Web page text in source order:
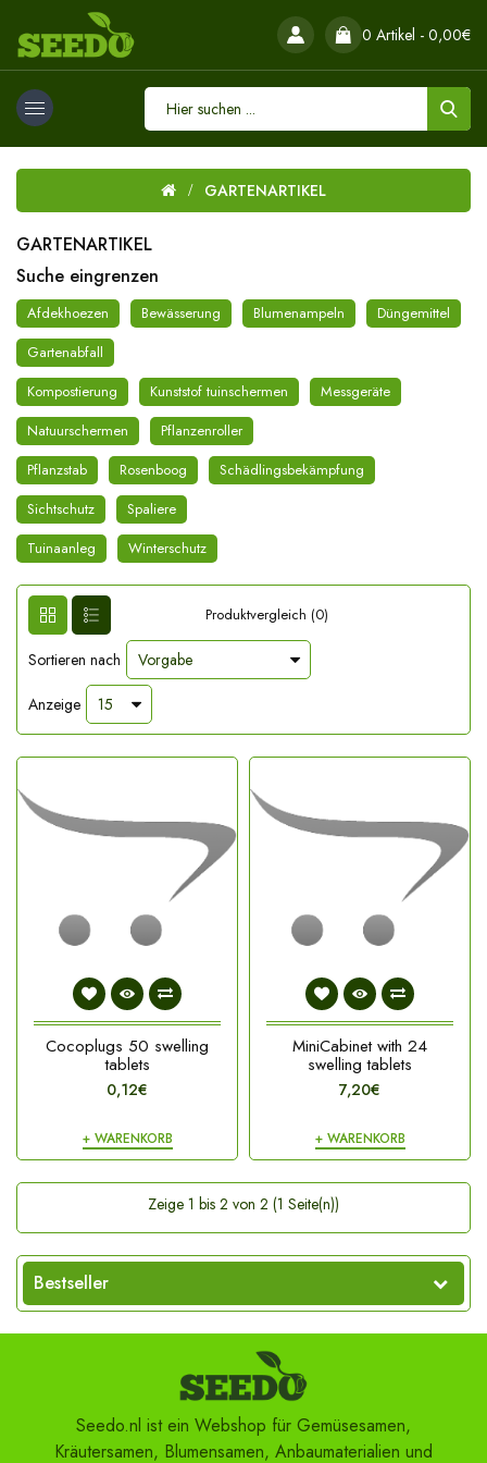
0 Artikel - 0,00€
GARTENARTIKEL
GARTENARTIKEL
Suche eingrenzen
Afdekhoezen Bewässerung Blumenampeln
Düngemittel
Gartenabfall
Kompostierung
Kunststof tuinschermen
Messgeräte
Natuurschermen
Pflanzenroller
Pflanzstab
Rosenboog
Schädlingsbekämpfung
Sichtschutz
Spaliere
Tuinaanleg
Winterschutz
Produktvergleich (0)
Sortieren nach
Anzeige
Cocoplugs 50 swelling
tablets
0,12€
+ WARENKORB
MiniCabinet with 24
swelling tablets
7,20€
+ WARENKORB
Zeige 1 bis 2 von 2 (1 Seite(n))
Bestseller
Seedo.nl ist ein Webshop für Gemüsesamen,
Kräutersamen, Blumensamen, Anbaumaterialien und